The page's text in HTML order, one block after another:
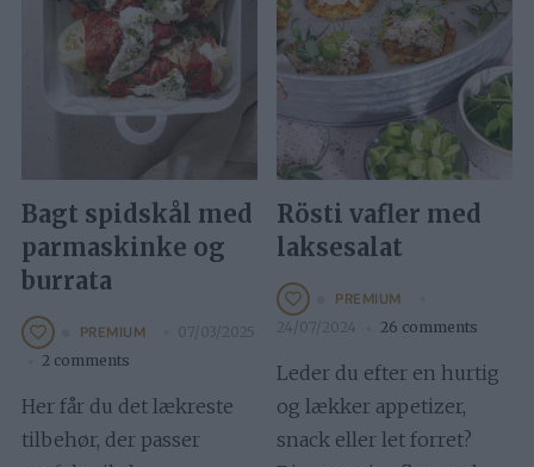
Bagt spidskål med
parmaskinke og
burrata
PREMIUM
07/03/2025
2 comments
Her får du det lækreste
tilbehør, der passer
Rösti vafler med
laksesalat
PREMIUM
24/07/2024 26 comments
Leder du efter en hurtig
og lækker appetizer,
snack eller let forret?